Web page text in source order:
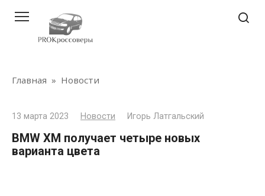
контенту
Главная » Новости
13 марта 2023 Новости Игорь Латгальский
BMW XM получает четыре новых
варианта цвета